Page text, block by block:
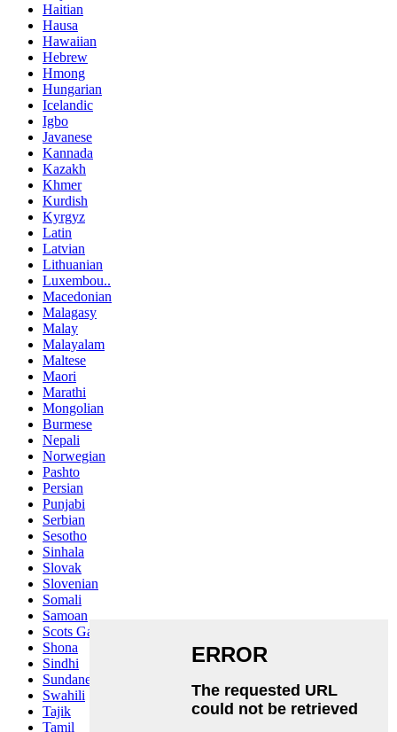
Haitian
Hausa
Hawaiian
Hebrew
Hmong
Hungarian
Icelandic
Igbo
Javanese
Kannada
Kazakh
Khmer
Kurdish
Kyrgyz
Latin
Latvian
Lithuanian
Luxembou..
Macedonian
Malagasy
Malay
Malayalam
Maltese
Maori
Marathi
Mongolian
Burmese
Nepali
Norwegian
Pashto
Persian
Punjabi
Serbian
Sesotho
Sinhala
Slovak
Slovenian
Somali
Samoan
Scots Gaelic
Shona
Sindhi
Sundanese
Swahili
Tajik
Tamil